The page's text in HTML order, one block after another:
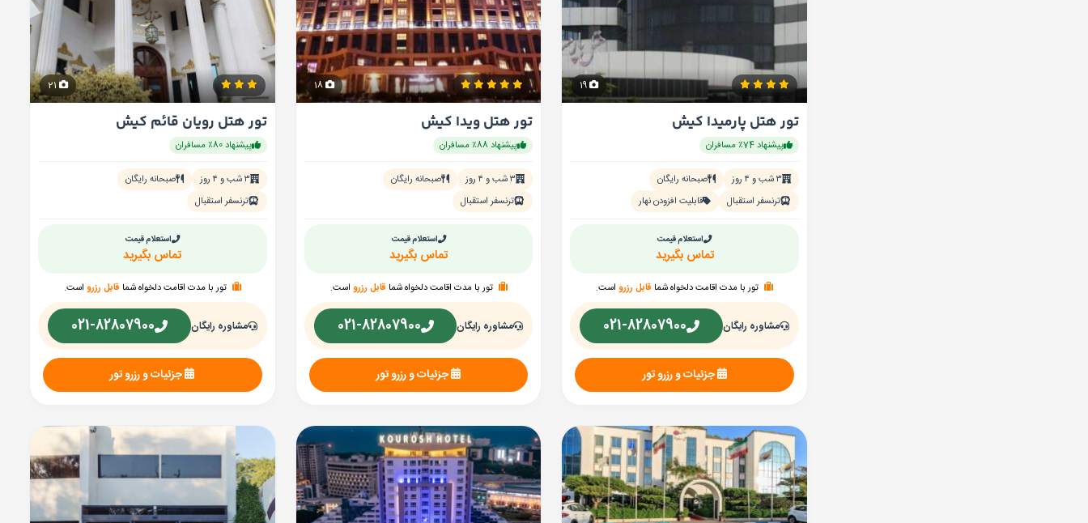
19
تور هتل پارمیدا کیش
پیشنهاد 74٪ مسافران
۳ شب و ۴ روز
صبحانه رایگان
ترنسفر استقبال
قابلیت افزودن نهار
استعلام قیمت
تماس بگیرید
تور با مدت اقامت دلخواه شما قابل رزرواست.
مشاوره رایگان 021-82807900
جزئیات و رزرو تور
18
تور هتل ویدا کیش
پیشنهاد 88٪ مسافران
۳ شب و ۴ روز
صبحانه رایگان
ترنسفر استقبال
استعلام قیمت
تماس بگیرید
تور با مدت اقامت دلخواه شما قابل رزرو است.
مشاوره رایگان 021-82807900
جزئیات و رزرو تور
21
تور هتل رویان قائم کیش
پیشنهاد 80٪ مسافران
۳ شب و ۴ روز
صبحانه رایگان
ترنسفر استقبال
استعلام قیمت
تماس بگیرید
تور با مدت اقامت دلخواه شما قابل رزرو است.
مشاوره رایگان 021-82807900
جزئیات و رزرو تور